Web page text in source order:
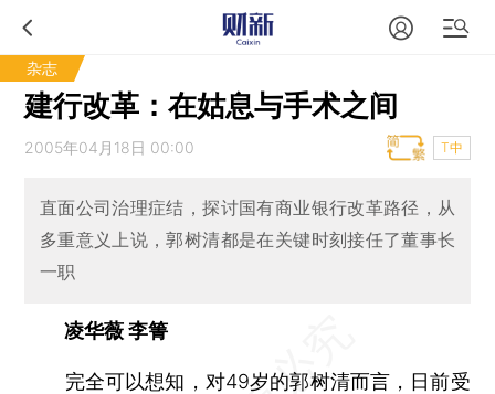
杂志
建行改革：在姑息与手术之间
2005年04月18日 00:00 T中
直面公司治理症结，探讨国有商业银行改革路径，从
多重意义上说，郭树清都是在关键时刻接任了董事长
一职
凌华薇 李箐
完全可以想知，对49岁的郭树清而言，日前受